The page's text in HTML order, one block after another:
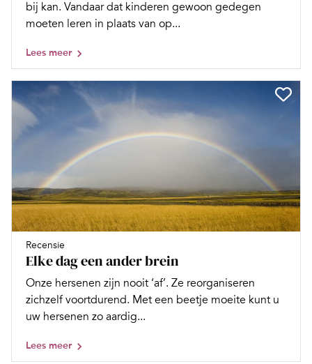
bij kan. Vandaar dat kinderen gewoon gedegen
moeten leren in plaats van op...
Lees meer
Recensie
Elke dag een ander brein
Onze hersenen zijn nooit ‘af’. Ze reorganiseren
zichzelf voortdurend. Met een beetje moeite kunt u
uw hersenen zo aardig...
Lees meer